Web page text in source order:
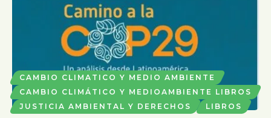
CAMBIO CLIMATICO Y MEDIO AMBIENTE
CAMBIO CLIMÁTICO Y MEDIOAMBIENTE LIBROS
JUSTICIA AMBIENTAL Y DERECHOS
LIBROS